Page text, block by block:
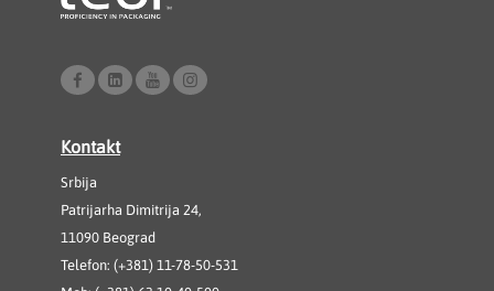
Kontakt
Srbija
Patrijarha Dimitrija 24,
11090 Beograd
Telefon: (+381) 11-78-50-531